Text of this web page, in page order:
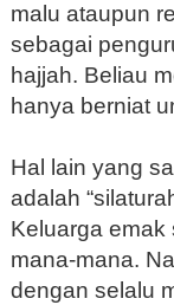
malu ataupun
sebagai
hajjah. Beliau
hanya berniat
Hal lain yang
adalah
Keluarga emak
mana-mana.
dengan selalu